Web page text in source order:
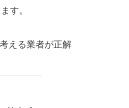
す。
える業者が正解